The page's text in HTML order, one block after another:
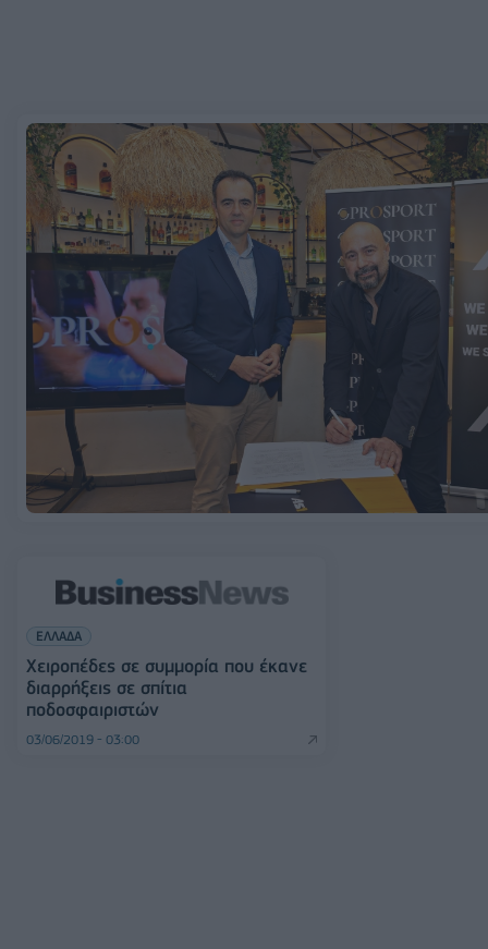
ΕΛΛΑΔΑ
Χειροπέδες σε συμμορία που έκανε
διαρρήξεις σε σπίτια
ποδοσφαιριστών
03/06/2019 - 03:00